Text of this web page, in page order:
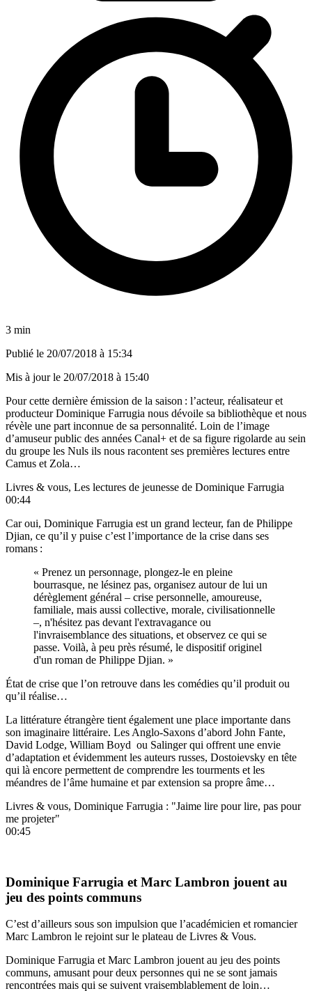
3 min
Publié le 20/07/2018 à 15:34
Mis à jour le 20/07/2018 à 15:40
Pour cette dernière émission de la saison : l’acteur, réalisateur et
producteur Dominique Farrugia nous dévoile sa bibliothèque et nous
révèle une part inconnue de sa personnalité. Loin de l’image
d’amuseur public des années Canal+ et de sa figure rigolarde au sein
du groupe les Nuls ils nous racontent ses premières lectures entre
Camus et Zola…
Livres & vous, Les lectures de jeunesse de Dominique Farrugia
00:44
Car oui, Dominique Farrugia est un grand lecteur, fan de Philippe
Djian, ce qu’il y puise c’est l’importance de la crise dans ses
romans :
« Prenez un personnage, plongez-le en pleine
bourrasque, ne lésinez pas, organisez autour de lui un
dérèglement général – crise personnelle, amoureuse,
familiale, mais aussi collective, morale, civilisationnelle
–, n'hésitez pas devant l'extravagance ou
l'invraisemblance des situations, et observez ce qui se
passe. Voilà, à peu près résumé, le dispositif originel
d'un roman de Philippe Djian. »
État de crise que l’on retrouve dans les comédies qu’il produit ou
qu’il réalise…
La littérature étrangère tient également une place importante dans
son imaginaire littéraire. Les Anglo-Saxons d’abord John Fante,
David Lodge, William Boyd ou Salinger qui offrent une envie
d’adaptation et évidemment les auteurs russes, Dostoievsky en tête
qui là encore permettent de comprendre les tourments et les
méandres de l’âme humaine et par extension sa propre âme…
Livres & vous, Dominique Farrugia : "Jaime lire pour lire, pas pour
me projeter"
00:45
Dominique Farrugia et Marc Lambron jouent au
jeu des points communs
C’est d’ailleurs sous son impulsion que l’académicien et romancier
Marc Lambron le rejoint sur le plateau de Livres & Vous.
Dominique Farrugia et Marc Lambron jouent au jeu des points
communs, amusant pour deux personnes qui ne se sont jamais
rencontrées mais qui se suivent vraisemblablement de loin…